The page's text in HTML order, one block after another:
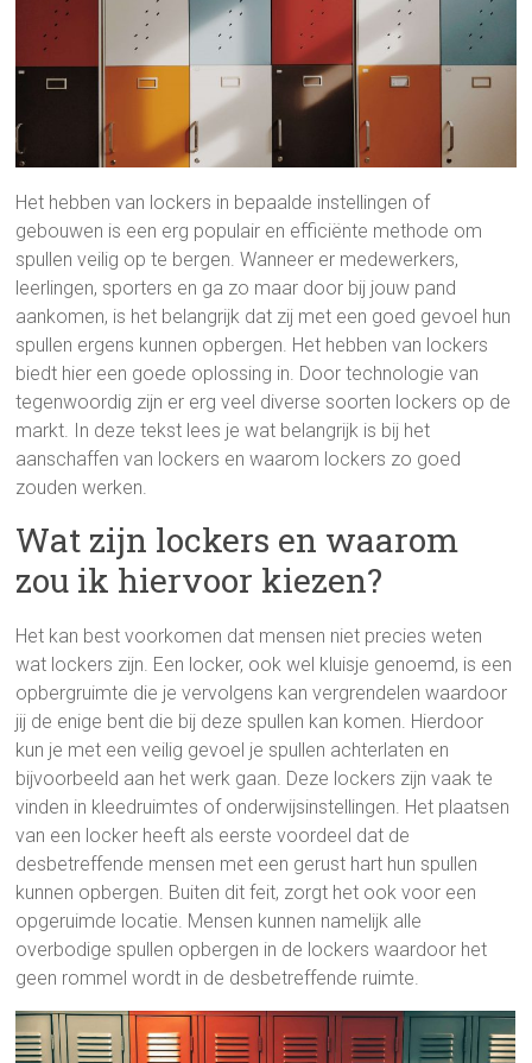
Het hebben van lockers in bepaalde instellingen of
gebouwen is een erg populair en efficiënte methode om
spullen veilig op te bergen. Wanneer er medewerkers,
leerlingen, sporters en ga zo maar door bij jouw pand
aankomen, is het belangrijk dat zij met een goed gevoel hun
spullen ergens kunnen opbergen. Het hebben van lockers
biedt hier een goede oplossing in. Door technologie van
tegenwoordig zijn er erg veel diverse soorten lockers op de
markt. In deze tekst lees je wat belangrijk is bij het
aanschaffen van lockers en waarom lockers zo goed
zouden werken.
Wat zijn lockers en waarom
zou ik hiervoor kiezen?
Het kan best voorkomen dat mensen niet precies weten
wat lockers zijn. Een locker, ook wel kluisje genoemd, is een
opbergruimte die je vervolgens kan vergrendelen waardoor
jij de enige bent die bij deze spullen kan komen. Hierdoor
kun je met een veilig gevoel je spullen achterlaten en
bijvoorbeeld aan het werk gaan. Deze lockers zijn vaak te
vinden in kleedruimtes of onderwijsinstellingen. Het plaatsen
van een locker heeft als eerste voordeel dat de
desbetreffende mensen met een gerust hart hun spullen
kunnen opbergen. Buiten dit feit, zorgt het ook voor een
opgeruimde locatie. Mensen kunnen namelijk alle
overbodige spullen opbergen in de lockers waardoor het
geen rommel wordt in de desbetreffende ruimte.